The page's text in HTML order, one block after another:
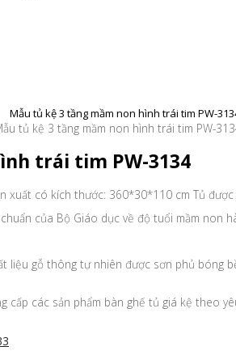
tủ kệ 3 tầng mầm non hình trái tim PW-
trái tim PW-3134
xuất có kích thước: 360*30*110 cm Tủ
của Bộ Giáo dục về độ tuổi mầm non
gỗ thông tự nhiên được sơn phủ bóng
cấp các sản phẩm bàn ghế tủ giá kệ theo